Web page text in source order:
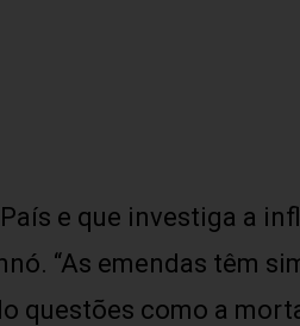
e que investiga a
“As emendas têm
questões como a